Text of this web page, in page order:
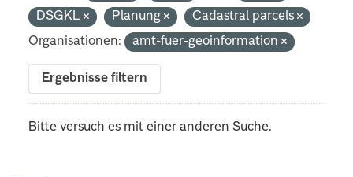
DSGKL
Planung
Cadastral parcels
Organisationen:
amt-fuer-geoinformation
Ergebnisse filtern
Bitte versuch es mit einer anderen Suche.